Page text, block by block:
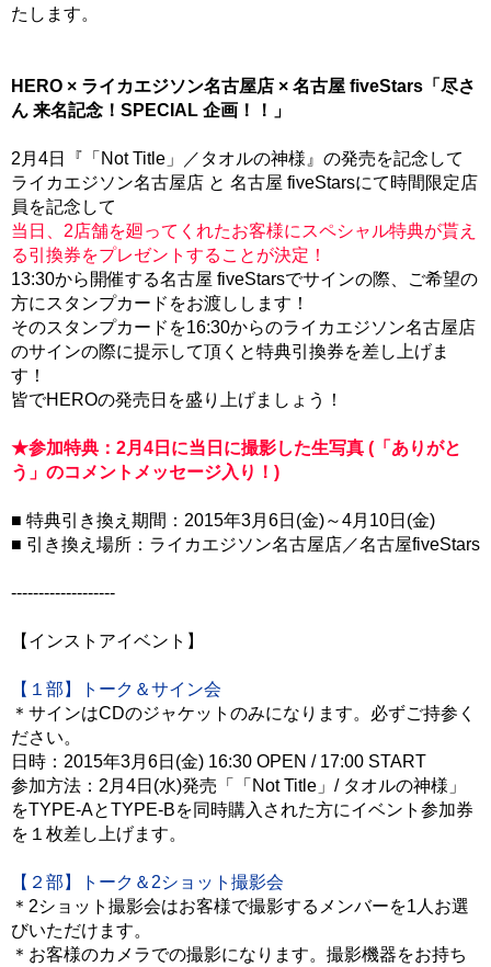
たします。
HERO × ライカエジソン名古屋店 × 名古屋 fiveStars「尽さ
ん 来名記念！SPECIAL 企画！！」
2月4日『「Not Title」／タオルの神様』の発売を記念して
ライカエジソン名古屋店 と 名古屋 fiveStarsにて時間限定店
員を記念して
当日、2店舗を廻ってくれたお客様にスペシャル特典が貰え
る引換券をプレゼントすることが決定！
13:30から開催する名古屋 fiveStarsでサインの際、ご希望の
方にスタンプカードをお渡しします！
そのスタンプカードを16:30からのライカエジソン名古屋店
のサインの際に提示して頂くと特典引換券を差し上げま
す！
皆でHEROの発売日を盛り上げましょう！
★参加特典：2月4日に当日に撮影した生写真 (「ありがと
う」のコメントメッセージ入り！)
■ 特典引き換え期間：2015年3月6日(金)～4月10日(金)
■ 引き換え場所：ライカエジソン名古屋店／名古屋fiveStars
-------------------
【インストアイベント】
【１部】トーク＆サイン会
＊サインはCDのジャケットのみになります。必ずご持参く
ださい。
日時：2015年3月6日(金) 16:30 OPEN / 17:00 START
参加方法：2月4日(水)発売「「Not Title」/ タオルの神様」
をTYPE-AとTYPE-Bを同時購入された方にイベント参加券
を１枚差し上げます。
【２部】トーク＆2ショット撮影会
＊2ショット撮影会はお客様で撮影するメンバーを1人お選
びいただけます。
＊お客様のカメラでの撮影になります。撮影機器をお持ち